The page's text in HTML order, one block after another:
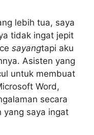
lebih tua, saya
tidak ingat jepit
sayangtapi aku
Asisten yang
untuk membuat
Word,
secara
yang saya ingat